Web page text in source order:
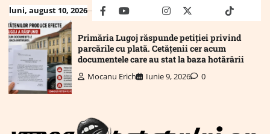
Skip
to
content
luni, august 10, 2026 facebookyoutubeMailinstagram
twitter truthtiktok
Primăria Lugoj răspunde petiției privind
parcările cu plată. Cetățenii cer acum
documentele care au stat la baza hotărârii
Mocanu Erich Iunie 9, 2026 0